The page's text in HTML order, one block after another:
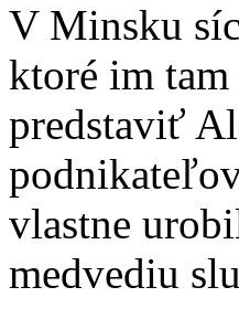
V Minsku
ktoré im
predstaviť
vlastne
medvediu